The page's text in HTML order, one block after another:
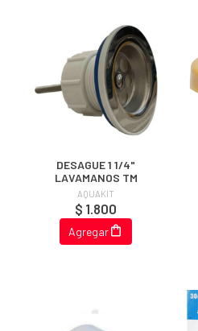
DESAGUE 1 1/4"
LAVAMANOS TM
AQUAKIT
$ 1.800
Agregar